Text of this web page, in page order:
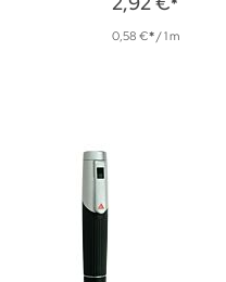
0,58 € / 1 m